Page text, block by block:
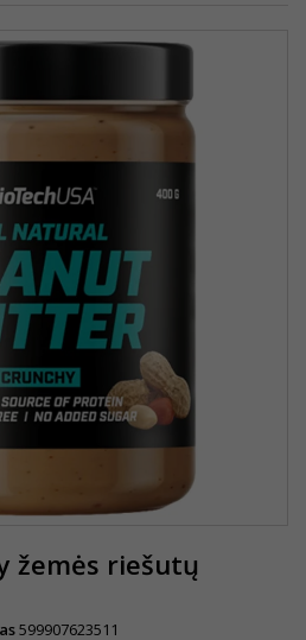
žemės riešutų
599907623511